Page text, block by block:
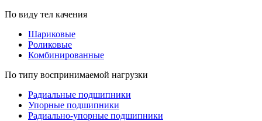
По виду тел качения
Шариковые
Роликовые
Комбинированные
По типу воспринимаемой нагрузки
Радиальные подшипники
Упорные подшипники
Радиально-упорные подшипники